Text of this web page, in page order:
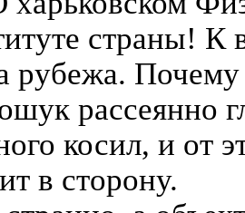
страны! К
рубежа. Почему
рассеянно
косил, и от
в сторону.